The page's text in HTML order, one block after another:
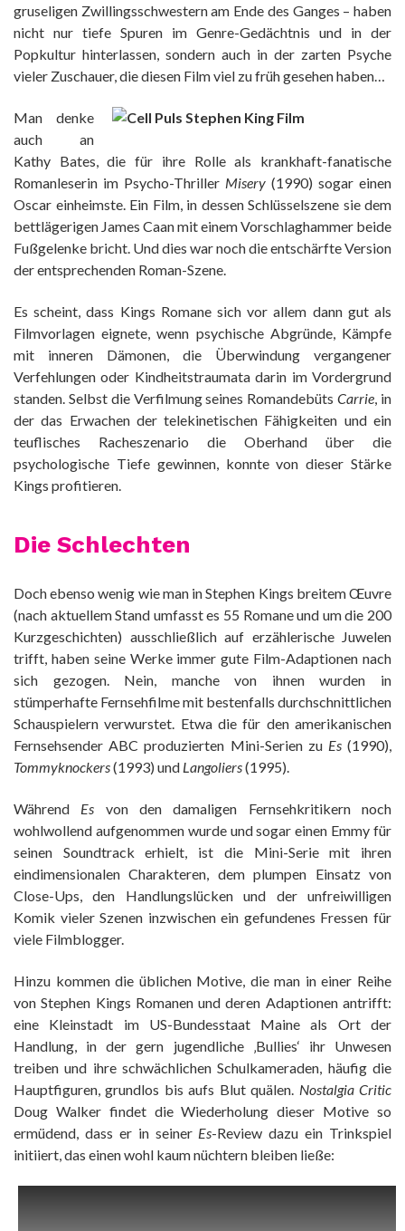
gruseligen Zwillingsschwestern am Ende des Ganges – haben
nicht nur tiefe Spuren im Genre-Gedächtnis und in der
Popkultur hinterlassen, sondern auch in der zarten Psyche
vieler Zuschauer, die diesen Film viel zu früh gesehen haben…
Man denke
auch an
Kathy Bates, die für ihre Rolle als krankhaft-fanatische
Romanleserin im Psycho-Thriller Misery (1990) sogar einen
Oscar einheimste. Ein Film, in dessen Schlüsselszene sie dem
bettlägerigen James Caan mit einem Vorschlaghammer beide
Fußgelenke bricht. Und dies war noch die entschärfte Version
der entsprechenden Roman-Szene.
Es scheint, dass Kings Romane sich vor allem dann gut als
Filmvorlagen eignete, wenn psychische Abgründe, Kämpfe
mit inneren Dämonen, die Überwindung vergangener
Verfehlungen oder Kindheitstraumata darin im Vordergrund
standen. Selbst die Verfilmung seines RomandebütsCarrie, in
der das Erwachen der telekinetischen Fähigkeiten und ein
teuflisches Racheszenario die Oberhand über die
psychologische Tiefe gewinnen, konnte von dieser Stärke
Kings profitieren.
Die Schlechten
Doch ebenso wenig wie man in Stephen Kings breitem Œuvre
(nach aktuellem Stand umfasst es 55 Romane und um die 200
Kurzgeschichten) ausschließlich auf erzählerische Juwelen
trifft, haben seine Werke immer gute Film-Adaptionen nach
sich gezogen. Nein, manche von ihnen wurden in
stümperhafte Fernsehfilme mit bestenfalls durchschnittlichen
Schauspielern verwurstet. Etwa die für den amerikanischen
Fernsehsender ABC produzierten Mini-Serien zu Es(1990),
Tommyknockers(1993) und Langoliers(1995).
Während Es von den damaligen Fernsehkritikern noch
wohlwollend aufgenommen wurde und sogar einen Emmy für
seinen Soundtrack erhielt, ist die Mini-Serie mit ihren
eindimensionalen Charakteren, dem plumpen Einsatz von
Close-Ups, den Handlungslücken und der unfreiwilligen
Komik vieler Szenen inzwischen ein gefundenes Fressen für
viele Filmblogger.
Hinzu kommen die üblichen Motive, die man in einer Reihe
von Stephen Kings Romanen und deren Adaptionen antrifft:
eine Kleinstadt im US-Bundesstaat Maine als Ort der
Handlung, in der gern jugendliche ‚Bullies‘ ihr Unwesen
treiben und ihre schwächlichen Schulkameraden, häufig die
Hauptfiguren, grundlos bis aufs Blut quälen. Nostalgia Critic
Doug Walker findet die Wiederholung dieser Motive so
ermüdend, dass er in seiner Es-Review dazu ein Trinkspiel
initiiert, das einen wohl kaum nüchtern bleiben ließe: